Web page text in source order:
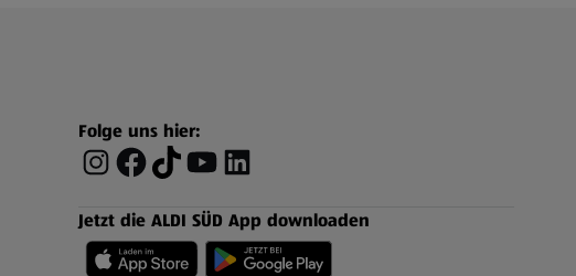
Folge uns hier:
Jetzt die ALDI SÜD App downloaden